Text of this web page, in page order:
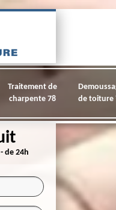
Traitement de
charpente 78
de toiture
de 24h